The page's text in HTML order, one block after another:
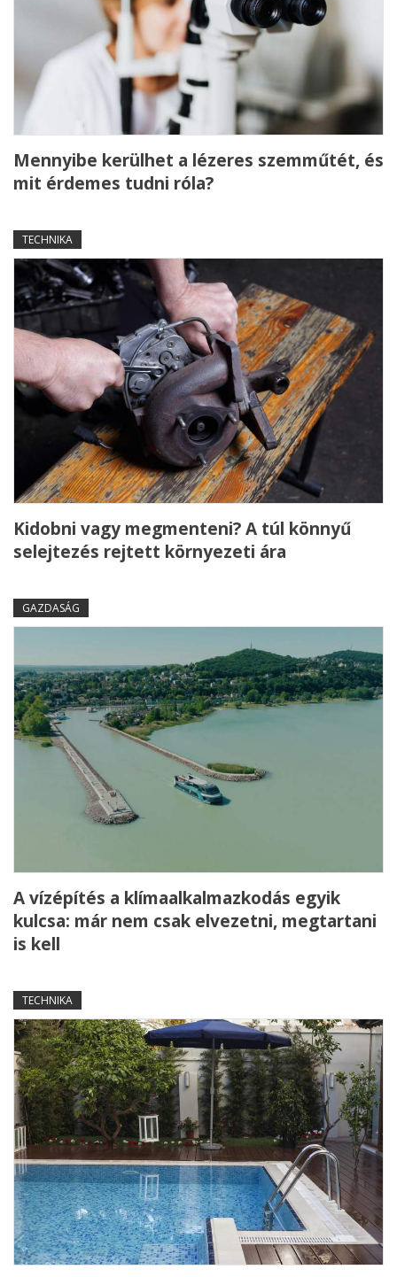
Mennyibe kerülhet a lézeres szemműtét, és
mit érdemes tudni róla?
TECHNIKA
Kidobni vagy megmenteni? A túl könnyű
selejtezés rejtett környezeti ára
GAZDASÁG
A vízépítés a klímaalkalmazkodás egyik
kulcsa: már nem csak elvezetni, megtartani
is kell
TECHNIKA